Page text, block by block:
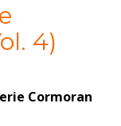
4)
Cormoran